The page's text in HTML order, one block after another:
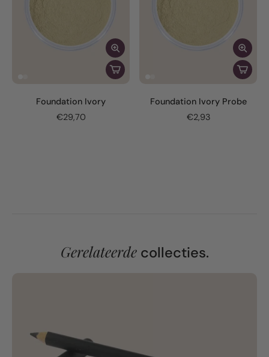
Foundation Ivory
€29,70
Foundation Ivory Probe
€2,93
Gerelateerdecollecties.